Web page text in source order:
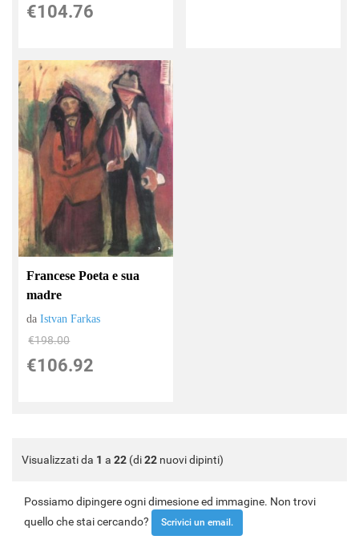
€104.76
Francese Poeta e sua
madre
daIstvan Farkas
€198.00
€106.92
Visualizzati da 1 a 22 (di22 nuovi dipinti)
Possiamo dipingere ogni dimesione ed immagine. Non trovi
quello che stai cercando?
Scrivici un email.